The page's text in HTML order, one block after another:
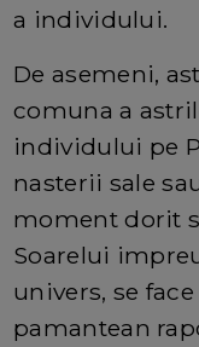
a individului.
De asemeni,
comuna a
individului pe
nasterii sale
moment dorit
Soarelui
univers, se
pamantean